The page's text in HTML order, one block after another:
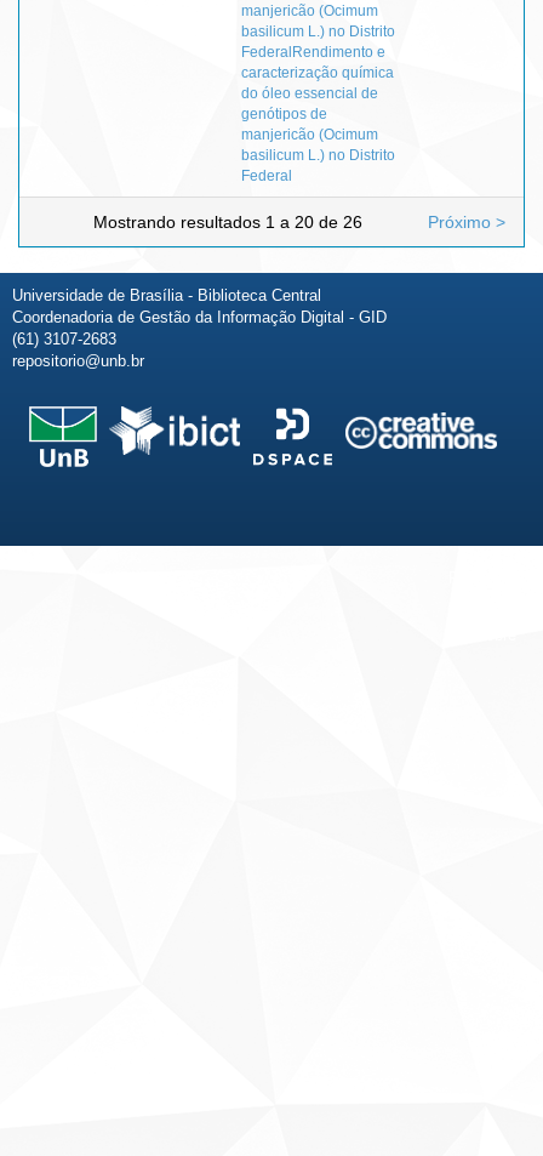
manjericão (Ocimum
basilicum L.) no Distrito
FederalRendimento e
caracterização química
do óleo essencial de
genótipos de
manjericão (Ocimum
basilicum L.) no Distrito
Federal
Mostrando resultados 1 a 20 de 26 Próximo >
Universidade de Brasília - Biblioteca Central
Coordenadoria de Gestão da Informação Digital - GID
(61) 3107-2683
repositorio@unb.br